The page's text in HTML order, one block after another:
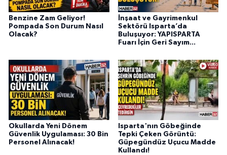
Benzine Zam Geliyor!
Pompada Son Durum Nasıl
Olacak?
İnşaat ve Gayrimenkul
Sektörü Isparta’da
Buluşuyor: YAPISPARTA
Fuarı İçin Geri Sayım...
Okullarda Yeni Dönem
Güvenlik Uygulaması: 30 Bin
Personel Alınacak!
Isparta'nın Göbeğinde
Tepki Çeken Görüntü:
Güpegündüz Uçucu Madde
Kullandı!